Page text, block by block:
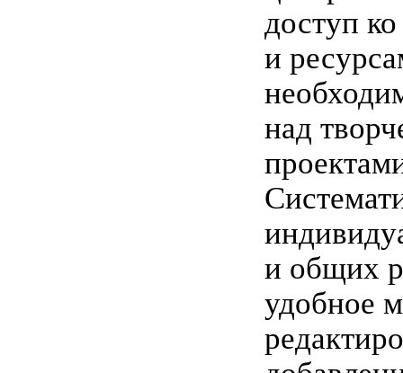
доступ
и
над
и общих
удобное